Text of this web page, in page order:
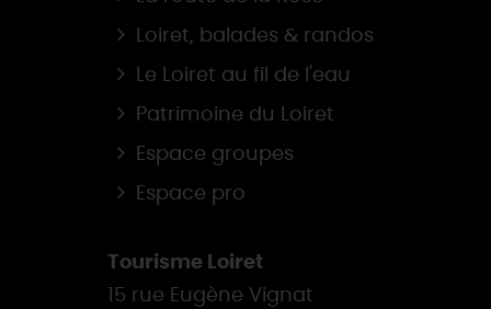
Loiret, balades & randos
Le Loiret au fil de l'eau
Patrimoine du Loiret
Espace groupes
Espace pro
Tourisme Loiret
15 rue Eugène Vignat